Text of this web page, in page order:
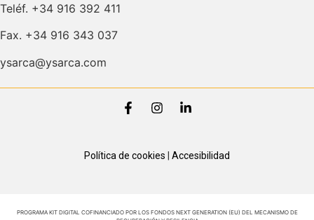
Teléf. +34 916 392 411
Fax. +34 916 343 037
ysarca@ysarca.com
Política de cookies Accesibilidad
PROGRAMA KIT DIGITAL COFINANCIADO POR LOS FONDOS NEXT GENERATION (EU) DEL MECANISMO DE